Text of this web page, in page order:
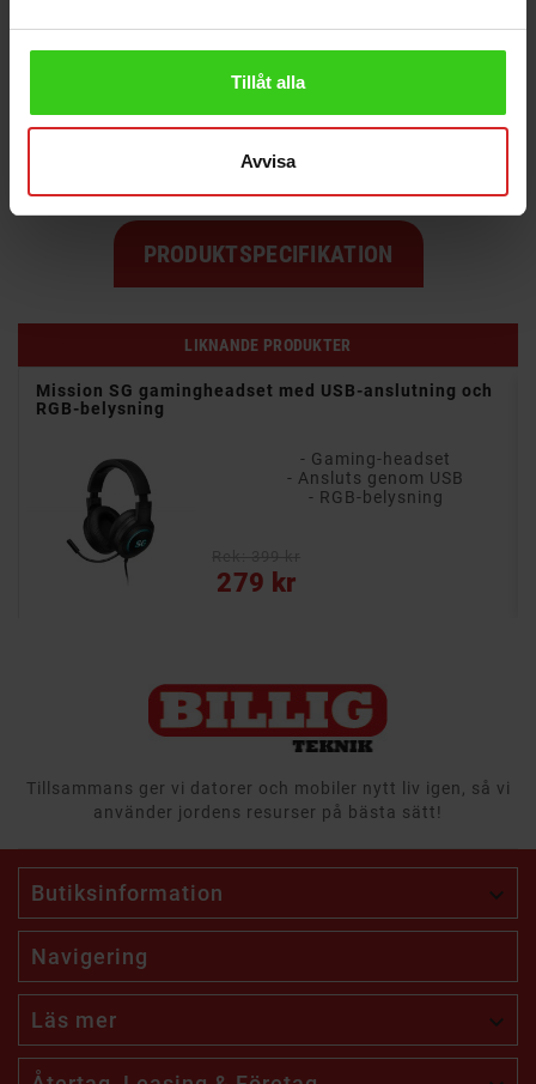
Tillåt alla
Avvisa
för överföringar upp till 5 Gbps och laddning upp
laddning med upp till 60 watt.
PRODUKTSPECIFIKATION
LIKNANDE PRODUKTER
Mission SG gamingheadset med USB-anslutning och
RGB-belysning
- Gaming-headset
- Ansluts genom USB
- RGB-belysning
279 kr
Pris
Tillsammans ger vi datorer och mobiler nytt liv igen, så vi
använder jordens resurser på bästa sätt!
Butiksinformation 
Navigering
Läs mer 